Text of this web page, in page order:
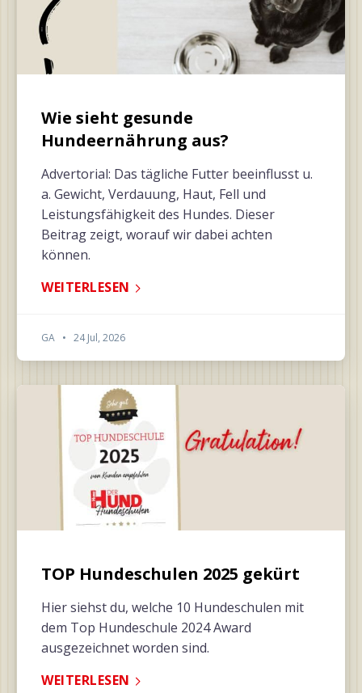
Wie sieht gesunde
Hundeernährung aus?
Advertorial: Das tägliche Futter beeinflusst u.
a. Gewicht, Verdauung, Haut, Fell und
Leistungsfähigkeit des Hundes. Dieser
Beitrag zeigt, worauf wir dabei achten
können.
WEITERLESEN
GA • 24 Jul, 2026
TOP Hundeschulen 2025 gekürt
Hier siehst du, welche 10 Hundeschulen mit
dem Top Hundeschule 2024 Award
ausgezeichnet worden sind.
WEITERLESEN